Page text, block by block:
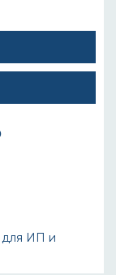
для ИП и